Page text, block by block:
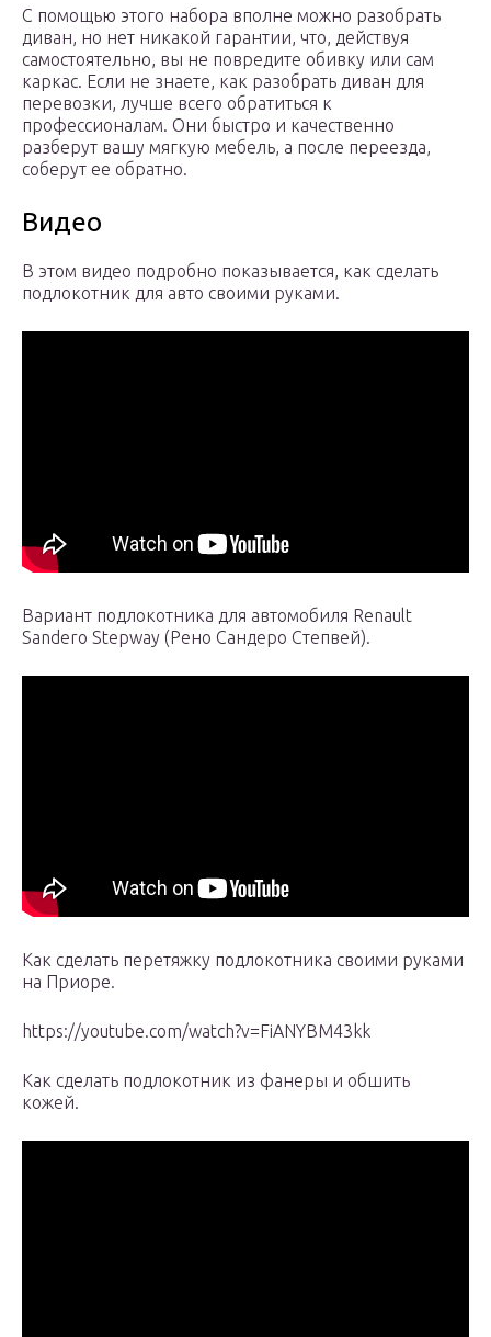
С помощью этого набора вполне можно разобрать
диван, но нет никакой гарантии, что, действуя
самостоятельно, вы не повредите обивку или сам
каркас. Если не знаете, как разобрать диван для
перевозки, лучше всего обратиться к
профессионалам. Они быстро и качественно
разберут вашу мягкую мебель, а после переезда,
соберут ее обратно.
Видео
В этом видео подробно показывается, как сделать
подлокотник для авто своими руками.
Вариант подлокотника для автомобиля Renault
Sandero Stepway (Рено Сандеро Степвей).
Как сделать перетяжку подлокотника своими руками
на Приоре.
https://youtube.com/watch?v=FiANYBM43kk
Как сделать подлокотник из фанеры и обшить
кожей.